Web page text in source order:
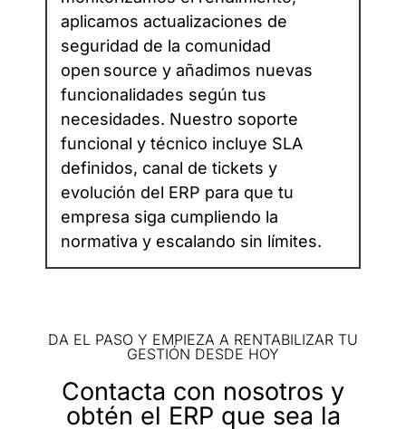
aplicamos actualizaciones de
seguridad de la comunidad
open source y añadimos nuevas
funcionalidades según tus
necesidades. Nuestro soporte
funcional y técnico incluye SLA
definidos, canal de tickets y
evolución del ERP para que tu
empresa siga cumpliendo la
normativa y escalando sin límites.
DA EL PASO Y EMPIEZA A RENTABILIZAR TU
GESTIÓN DESDE HOY
Contacta con nosotros y
obtén el ERP que sea la